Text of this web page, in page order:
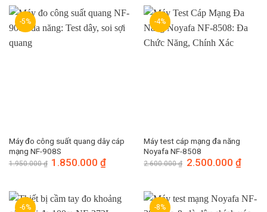
1.495.000 ₫.
-5%
Máy đo công suất quang dây cáp
mạng NF-908S
1.950.000₫ Giá
gốc
1.850.000₫
1.850.000 ₫.
-4%
Máy test cáp mạng đa năng
Noyafa NF-8508
2.600.000₫ Giá
gốc
2.500.000 ₫Giá
-6% -8%